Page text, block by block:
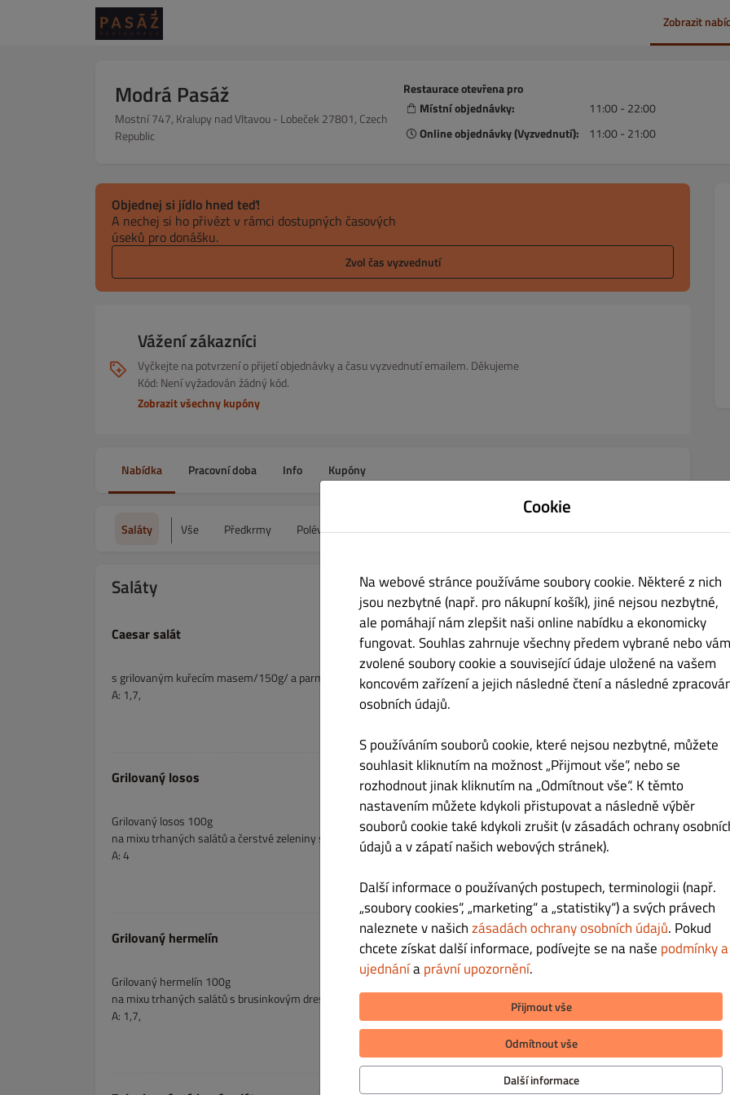
Zobrazit
Modrá Pasáž
Mostní 747, Kralupy nad Vltavou - Lobeček 27801, Czech
Republic
Restaurace otevřena pro
Místní objednávky:
11:00 - 22:00
Online objednávky (Vyzvednutí):
11:00 - 21:00
Objednej si jídlo hned teď!
A nechej si ho přivézt v rámci dostupných časových
úseků pro donášku.
Zvol čas vyzvednutí
Vážení zákazníci
Vyčkejte na potvrzení o přijetí objednávky a času vyzvednutí emailem. Děkujeme
Kód: Není vyžadován žádný kód.
Zobrazit všechny kupóny
Nabídka Pracovní doba Info Kupóny
Saláty Vše Předkrmy Polévky Ryby Kuřecí maso Vepřové maso Hovězí steaky Burgery
Saláty
Caesar salát Kč 259.00
s grilovaným kuřecím masem/150g/ a parmezán
A: 1,7,
Grilovaný losos Kč 275.00
Grilovaný losos 100g
na mixu trhaných salátů a čerstvé zeleniny s citrusovým balsamikem
A: 4
Grilovaný hermelín Kč 259.00
Grilovaný hermelín 100g
na mixu trhaných salátů s brusinkovým dresingem, vlašskými ořechy a smažené cibulové kroužky
A: 1,7,
Cookie
Na webové stránce používáme soubory cookie. Některé z nich
jsou nezbytné (např. pro nákupní košík), jiné nejsou nezbytné,
ale pomáhají nám zlepšit naši online nabídku a ekonomicky
fungovat. Souhlas zahrnuje všechny předem vybrané nebo
zvolené soubory cookie a související údaje uložené na vašem
koncovém zařízení a jejich následné čtení a následné
osobních údajů.
S používáním souborů cookie, které nejsou nezbytné, můžete
souhlasit kliknutím na možnost „Přijmout vše“, nebo se
rozhodnout jinak kliknutím na „Odmítnout vše“. K těmto
nastavením můžete kdykoli přistupovat a následně výběr
souborů cookie také kdykoli zrušit (v zásadách ochrany
údajů a v zápatí našich webových stránek).
Další informace o používaných postupech, terminologii (např.
„soubory cookies“, „marketing“ a „statistiky“) a svých právech
naleznete v našichzásadách ochrany osobních údajů. Pokud
chcete získat další informace, podívejte se na naše podmínky a
ujednáníaprávní upozornění.
Přijmout vše
Odmítnout vše
Další informace